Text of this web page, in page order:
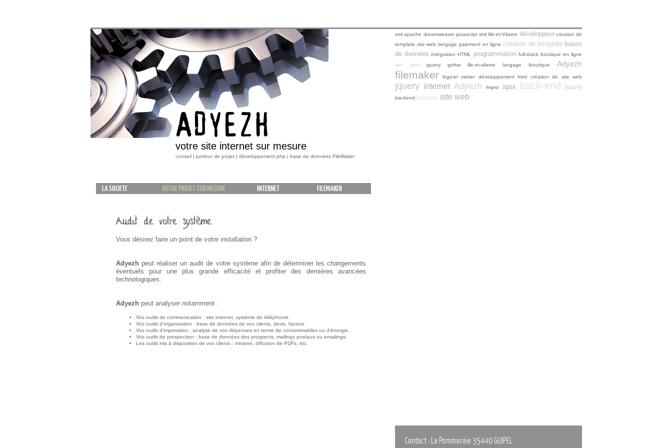
ADYEZH
votre site internet sur mesure
conseil | porteur de projet | développement php | base de données FileMaker
xml apache dreamweaver javascript xml Ille-et-Vilaine développeur creation de
template site web langage paiement en ligne creation de template bases
de donnees intégration HTML programmation full-stack boutique en ligne
site web
jquery golive ille-et-vilaine langage iboutique Adyezh
filemaker logiciel metier développement html création de site web
jquery internet Adyezh fmpro ajax back-end jquery
backend Bretagne site web
LA SOCIETE VOTRE PROJET SUR MESURE INTERNET FILEMAKER
Audit de votre système
Vous désirez faire un point de votre installation ?
Adyezh peut réaliser un audit de votre système afin de déterminer les changements
éventuels pour une plus grande efficacité et profiter des dernières avancées
technologiques.
Adyezh peut analyser notamment :
Vos outils de communication : site internet, système de téléphonie.
Vos outils d'organisation : base de données de vos clients, devis, facture.
Vos outils d'impression : analyse de vos dépenses en terme de consommables ou d'énergie.
Vos outils de prospection : base de données des prospects, mailings postaux ou emailings.
Les outils mis à disposition de vos clients : intranet, diffusion de PDFs, etc.
Contact : La Pommeraie 35440 GUIPEL